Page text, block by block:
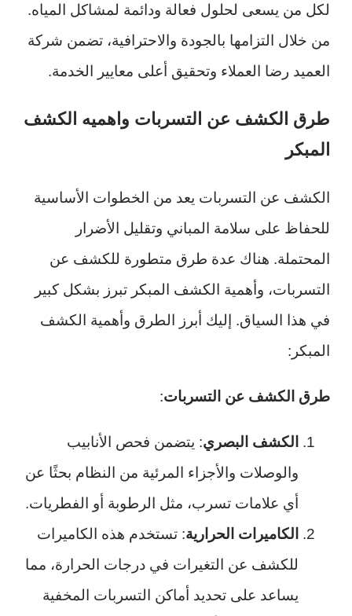
لكل من يسعى لحلول فعالة ودائمة لمشاكل المياه.
من خلال التزامها بالجودة والاحترافية، تضمن شركة
العميد رضا العملاء وتحقيق أعلى معايير الخدمة.
طرق الكشف عن التسربات واهميه الكشف
المبكر
الكشف عن التسربات يعد من الخطوات الأساسية
للحفاظ على سلامة المباني وتقليل الأضرار
المحتملة. هناك عدة طرق متطورة للكشف عن
التسربات، وأهمية الكشف المبكر تبرز بشكل كبير
في هذا السياق. إليك أبرز الطرق وأهمية الكشف
المبكر:
طرق الكشف عن التسربات:
الكشف البصري: يتضمن فحص الأنابيب
والوصلات والأجزاء المرئية من النظام بحثًا عن
أي علامات تسرب، مثل الرطوبة أو الفطريات.
الكاميرات الحرارية: تستخدم هذه الكاميرات
للكشف عن التغيرات في درجات الحرارة، مما
يساعد على تحديد أماكن التسربات المخفية